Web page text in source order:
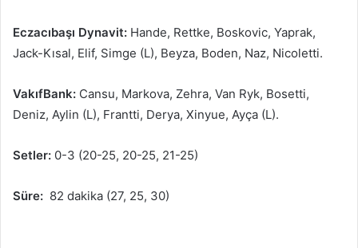
Eczacıbaşı Dynavit: Hande, Rettke, Boskovic, Yaprak,
Jack-Kısal, Elif, Simge (L), Beyza, Boden, Naz, Nicoletti.
VakıfBank: Cansu, Markova, Zehra, Van Ryk, Bosetti,
Deniz, Aylin (L), Frantti, Derya, Xinyue, Ayça (L).
Setler: 0-3 (20-25, 20-25, 21-25)
Süre: 82 dakika (27, 25, 30)